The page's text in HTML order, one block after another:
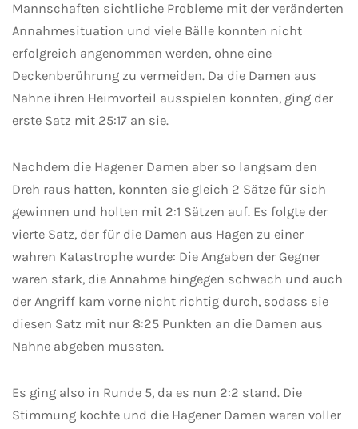
Mannschaften sichtliche Probleme mit der veränderten
Annahmesituation und viele Bälle konnten nicht
erfolgreich angenommen werden, ohne eine
Deckenberührung zu vermeiden. Da die Damen aus
Nahne ihren Heimvorteil ausspielen konnten, ging der
erste Satz mit 25:17 an sie.
Nachdem die Hagener Damen aber so langsam den
Dreh raus hatten, konnten sie gleich 2 Sätze für sich
gewinnen und holten mit 2:1 Sätzen auf. Es folgte der
vierte Satz, der für die Damen aus Hagen zu einer
wahren Katastrophe wurde: Die Angaben der Gegner
waren stark, die Annahme hingegen schwach und auch
der Angriff kam vorne nicht richtig durch, sodass sie
diesen Satz mit nur 8:25 Punkten an die Damen aus
Nahne abgeben mussten.
Es ging also in Runde 5, da es nun 2:2 stand. Die
Stimmung kochte und die Hagener Damen waren voller